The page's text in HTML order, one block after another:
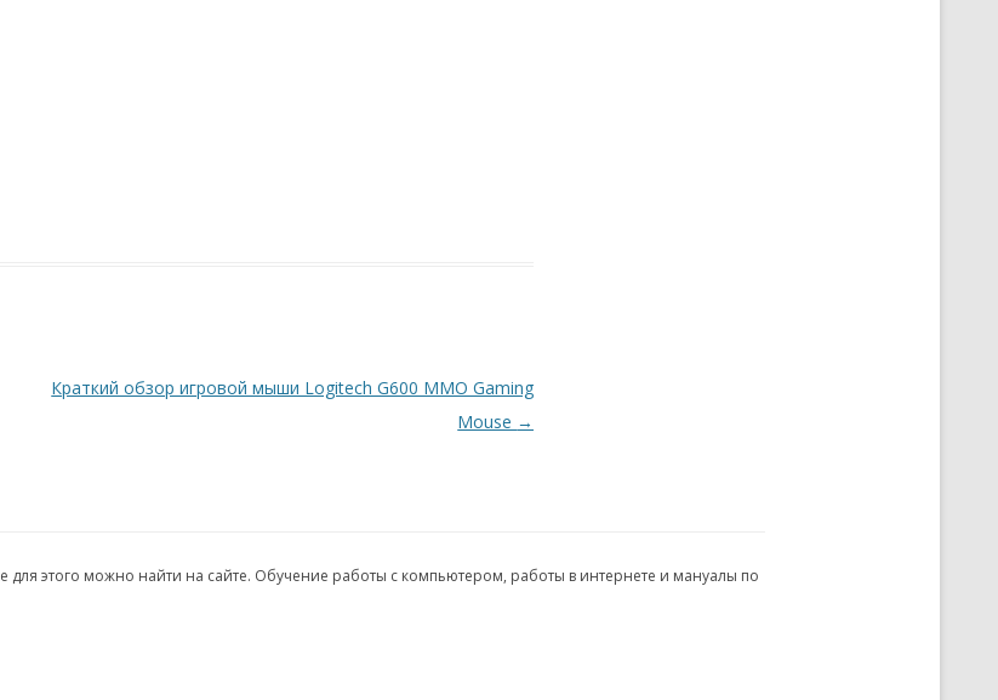
Краткий обзор игровой мыши Logitech G600 MMO Gaming
Mouse →
для этого можно найти на сайте. Обучение работы с компьютером, работы в интернете и мануалы по